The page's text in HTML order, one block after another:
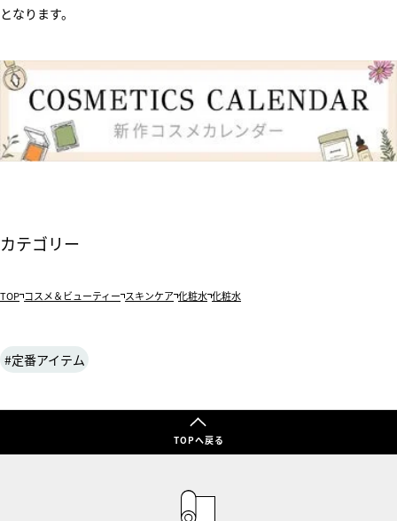
となります。
カテゴリー
TOP コスメ＆ビューティー スキンケア 化粧水 化粧水
定番アイテム
TOPへ戻る